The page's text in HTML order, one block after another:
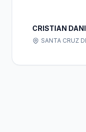
CRISTIAN
SANTA CRUZ